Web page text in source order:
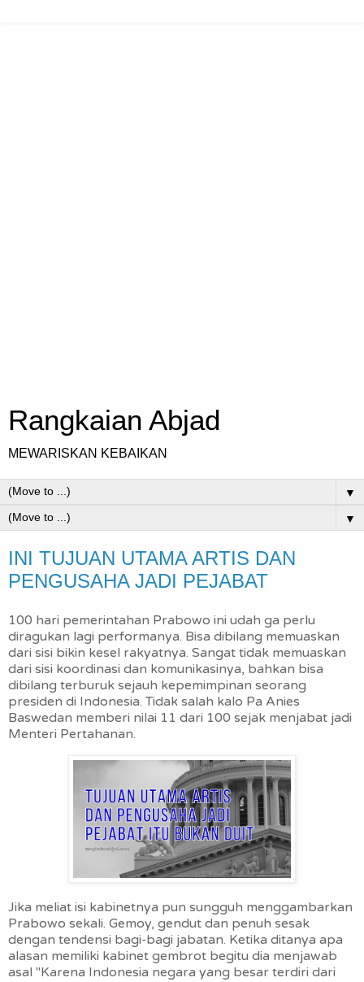
Rangkaian Abjad
MEWARISKAN KEBAIKAN
▼
▼
INI TUJUAN UTAMA ARTIS DAN
PENGUSAHA JADI PEJABAT
100 hari pemerintahan Prabowo ini udah ga perlu
diragukan lagi performanya. Bisa dibilang memuaskan
dari sisi bikin kesel rakyatnya. Sangat tidak memuaskan
dari sisi koordinasi dan komunikasinya, bahkan bisa
dibilang terburuk sejauh kepemimpinan seorang
presiden di Indonesia. Tidak salah kalo Pa Anies
Baswedan memberi nilai 11 dari 100 sejak menjabat jadi
Menteri Pertahanan.
Jika meliat isi kabinetnya pun sungguh menggambarkan
Prabowo sekali. Gemoy, gendut dan penuh sesak
dengan tendensi bagi-bagi jabatan. Ketika ditanya apa
alasan memiliki kabinet gembrot begitu dia menjawab
asal "Karena Indonesia negara yang besar terdiri dari